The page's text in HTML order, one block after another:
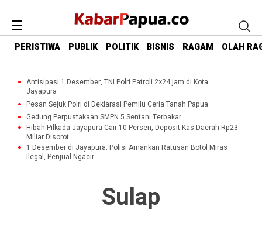
PERISTIWA PUBLIK POLITIK BISNIS RAGAM OLAH
Antisipasi 1 Desember, TNI Polri Patroli 2×24 jam di Kota
Jayapura
Pesan Sejuk Polri di Deklarasi Pemilu Ceria Tanah Papua
Gedung Perpustakaan SMPN 5 Sentani Terbakar
Hibah Pilkada Jayapura Cair 10 Persen, Deposit Kas Daerah Rp23
Miliar Disorot
1 Desember di Jayapura: Polisi Amankan Ratusan Botol Miras
Ilegal, Penjual Ngacir
Sulap